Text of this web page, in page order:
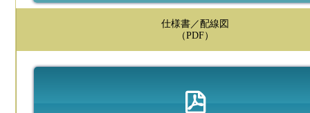
仕様書／配線図
（PDF）